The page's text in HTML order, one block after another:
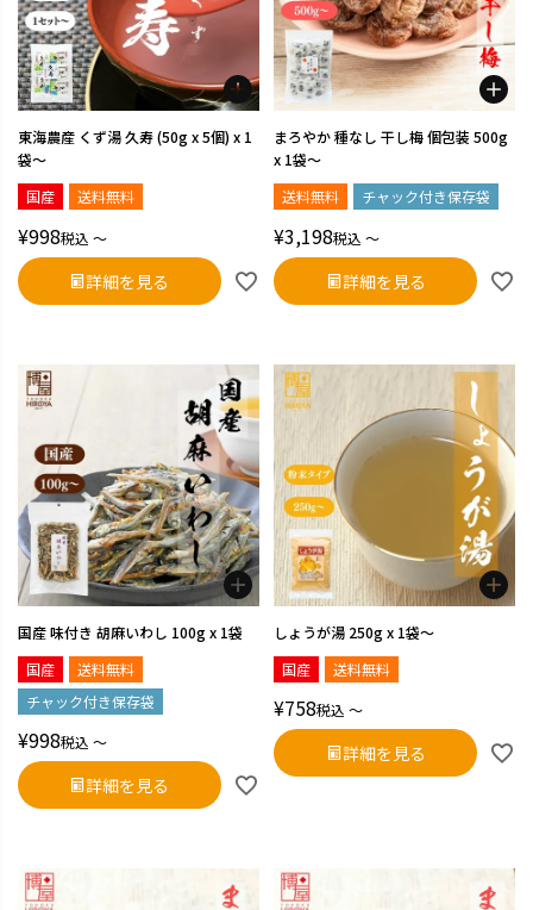
東海農産 くず湯 久寿 (50g x 5個) x 1
袋～
国産
送料無料
¥998税込 〜
詳細を見る
まろやか 種なし 干し梅 個包装 500g
x 1袋～
送料無料
チャック付き保存袋
¥3,198税込 〜
詳細を見る
国産 味付き 胡麻いわし 100g x 1袋
国産
送料無料
チャック付き保存袋
¥998税込 〜
詳細を見る
しょうが湯 250g x 1袋～
国産
送料無料
¥758税込 〜
詳細を見る